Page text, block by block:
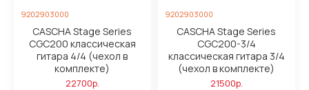
9202903000
CASCHA Stage Series
CGC200 классическая
гитара 4/4 (чехол в
комплекте)
22700р.
9202903000
CASCHA Stage Series
CGC200-3/4
классическая гитара 3/4
(чехол в комплекте)
21500р.